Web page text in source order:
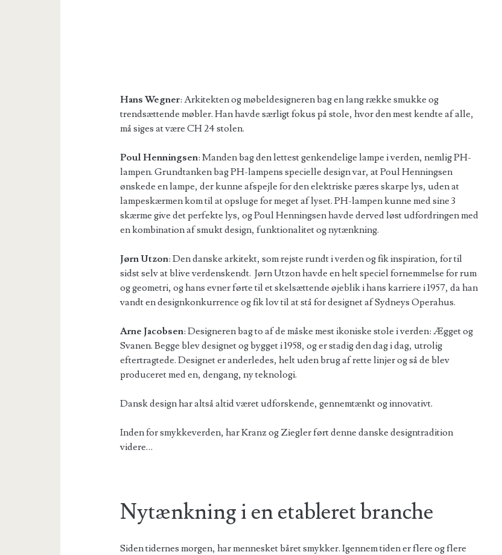
Hans Wegner: Arkitekten og møbeldesigneren bag en lang række smukke og
trendsættende møbler. Han havde særligt fokus på stole, hvor den mest kendte af alle,
må siges at være CH 24 stolen.
Poul Henningsen: Manden bag den lettest genkendelige lampe i verden, nemlig PH-
lampen. Grundtanken bag PH-lampens specielle design var, at Poul Henningsen
ønskede en lampe, der kunne afspejle for den elektriske pæres skarpe lys, uden at
lampeskærmen kom til at opsluge for meget af lyset. PH-lampen kunne med sine 3
skærme give det perfekte lys, og Poul Henningsen havde derved løst udfordringen med
en kombination af smukt design, funktionalitet og nytænkning.
Jørn Utzon: Den danske arkitekt, som rejste rundt i verden og fik inspiration, for til
sidst selv at blive verdenskendt. Jørn Utzon havde en helt speciel fornemmelse for rum
og geometri, og hans evner førte til et skelsættende øjeblik i hans karriere i 1957, da han
vandt en designkonkurrence og fik lov til at stå for designet af Sydneys Operahus.
Arne Jacobsen: Designeren bag to af de måske mest ikoniske stole i verden: Ægget og
Svanen. Begge blev designet og bygget i 1958, og er stadig den dag i dag, utrolig
eftertragtede. Designet er anderledes, helt uden brug af rette linjer og så de blev
produceret med en, dengang, ny teknologi.
Dansk design har altså altid været udforskende, gennemtænkt og innovativt.
Inden for smykkeverden, har Kranz og Ziegler ført denne danske designtradition
videre…
Nytænkning i en etableret branche
Siden tidernes morgen, har mennesket båret smykker. Igennem tiden er flere og flere